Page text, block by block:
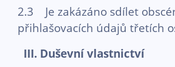
2.3 Je zakázáno sdílet
přihlašovacích údajů třetích
III. Duševní vlastnictví